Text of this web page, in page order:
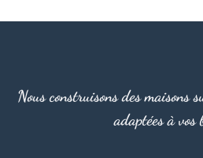
Nous construisons des maisons
adaptées à vos